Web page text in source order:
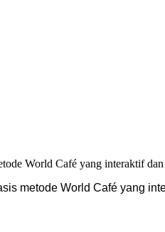
metode World Café yang